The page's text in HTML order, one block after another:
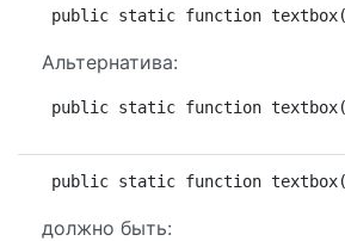
public static function
Альтернатива:
public static function
public static function
должно быть: